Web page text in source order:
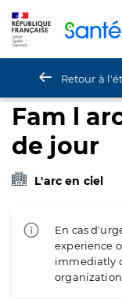
Retour à
Fam l
de jour
L'arc en ciel
En cas
experience
immediatly